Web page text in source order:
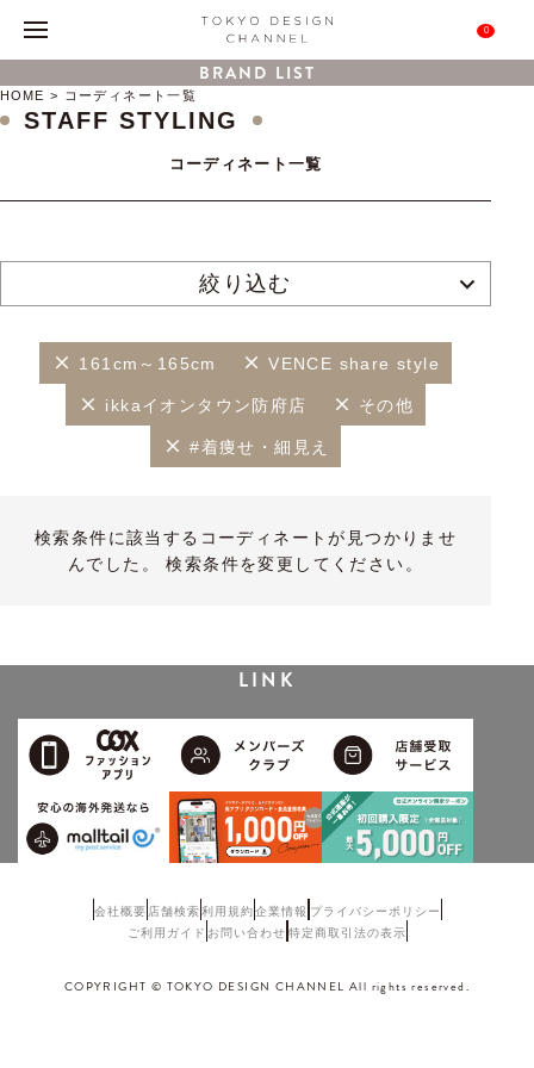
0
BRAND LIST
HOME コーディネート一覧
STAFF STYLING
コーディネート一覧
絞り込む
161cm～165cm VENCE share style
ikkaイオンタウン防府店 その他
#着痩せ・細見え
検索条件に該当するコーディネートが見つかりませ
んでした。 検索条件を変更してください。
LINK
会社概要 店舗検索利用規約企業情報 プライバシーポリシー
ご利用ガイド お問い合わせ 特定商取引法の表示
COPYRIGHT © TOKYO DESIGN CHANNEL All rights reserved.